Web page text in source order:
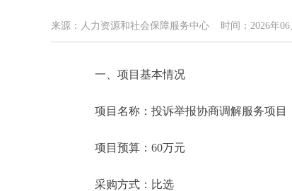
来源：人力资源和社会保障服务中心 时间：2026年06
一、项目基本情况
项目名称：投诉举报协商调解服务项目
项目预算：60万元
采购方式：比选